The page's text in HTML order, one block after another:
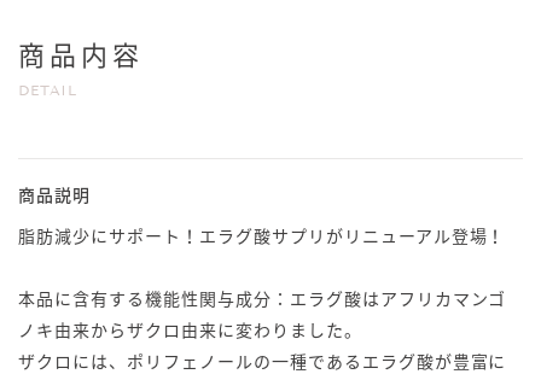
商品内容
DETAIL
商品説明
脂肪減少にサポート！エラグ酸サプリがリニューアル登場！
本品に含有する機能性関与成分：エラグ酸はアフリカマンゴ
ノキ由来からザクロ由来に変わりました。
ザクロには、ポリフェノールの一種であるエラグ酸が豊富に